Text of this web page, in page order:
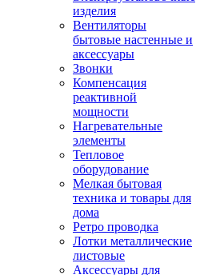
изделия
Вентиляторы
бытовые настенные и
аксессуары
Звонки
Компенсация
реактивной
мощности
Нагревательные
элементы
Тепловое
оборудование
Мелкая бытовая
техника и товары для
дома
Ретро проводка
Лотки металлические
листовые
Аксессуары для